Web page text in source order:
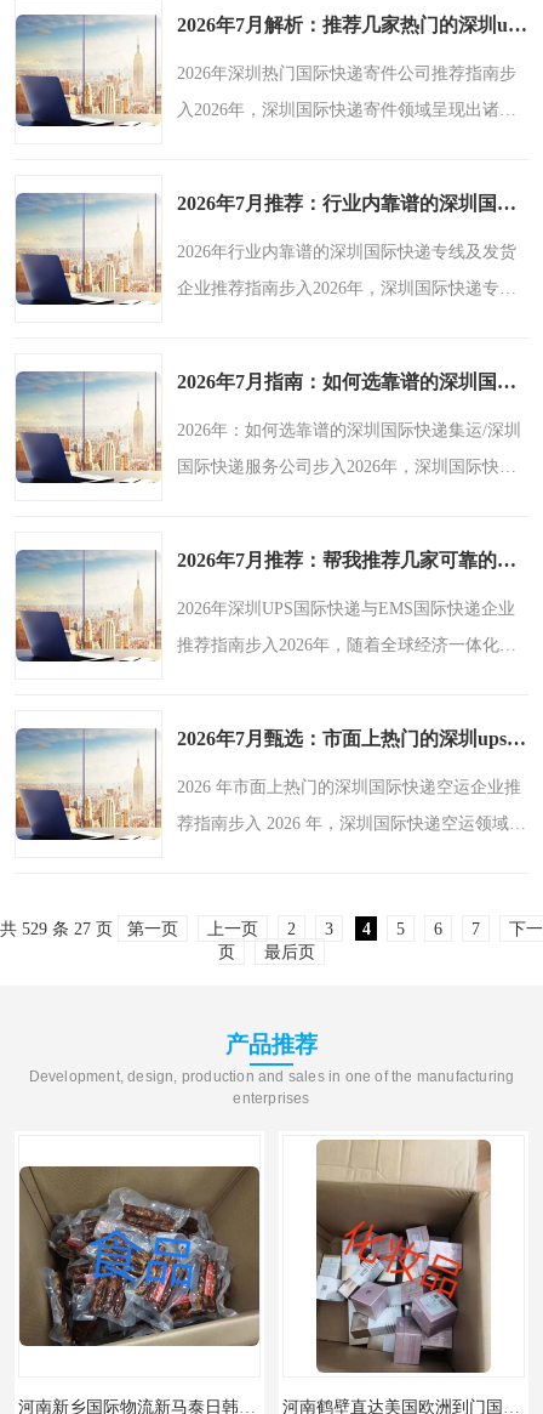
深圳国际快递转运与..
2026年7月解析：推荐几家热门的深圳ups国际快递/深圳国际快递寄件公司精选-鑫飞速
2026年深圳热门国际快递寄件公司推荐指南步
入2026年，深圳国际快递寄件领域呈现出诸多
商的综合能力提出了..
2026年7月推荐：行业内靠谱的深圳国际快递专线/深圳国际快递发货企业分析报告-鑫飞速
2026年行业内靠谱的深圳国际快递专线及发货
企业推荐指南步入2026年，深圳国际快递专线
扩大，市场对深圳国..
2026年7月指南：如何选靠谱的深圳国际快递集运/深圳国际快递服务公司热门盘点-鑫飞速
2026年：如何选靠谱的深圳国际快递集运/深圳
国际快递服务公司步入2026年，深圳国际快递
的蓬勃发展，市场对..
2026年7月推荐：帮我推荐几家可靠的深圳ups国际快递/深圳ems国际快递企业盘点-鑫飞速
2026年深圳UPS国际快递与EMS国际快递企业
推荐指南步入2026年，随着全球经济一体化的
显著的宏观趋势。一方面..
2026年7月甄选：市面上热门的深圳ups国际快递/深圳国际快递空运企业分析报告-鑫飞速
2026 年市面上热门的深圳国际快递空运企业推
荐指南步入 2026 年，深圳国际快递空运领域呈
递空运服务商的综..
共 529 条 27 页 第一页 上一页 2 3 4 5 6 7
下一
页
最后页
产品推荐
Development, design, production and sales in one of the manufacturing
enterprises